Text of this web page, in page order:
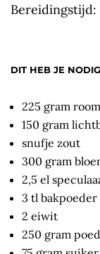
DIT HEB JE
225 gram
150 gram
snufje zout
300 gram
2,5 el
3 tl bakpoeder
2 eiwit
250 gram